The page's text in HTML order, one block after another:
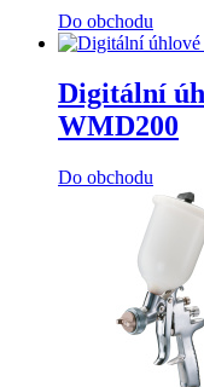
Do obchodu
Digitální
WMD200
Do obchodu